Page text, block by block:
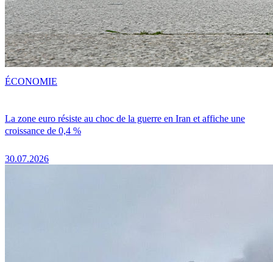
La zone euro résiste au choc de la guerre en Iran et affiche une
croissance de 0,4 %
30.07.2026
ÉCONOMIE